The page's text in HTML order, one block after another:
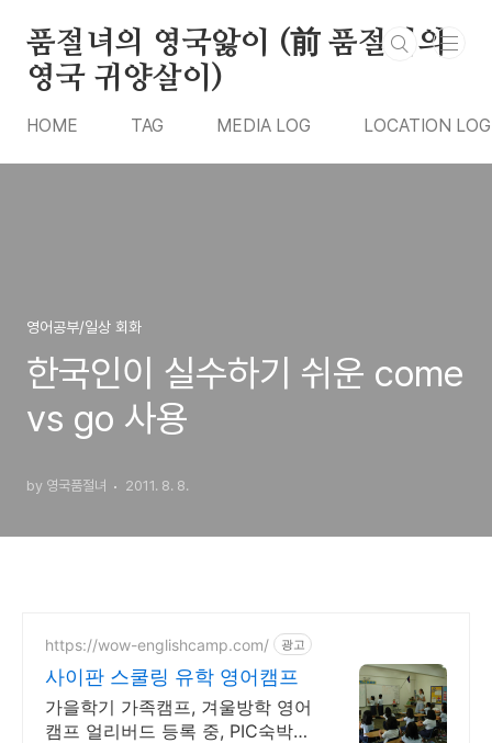
품절녀의 영국앓이 (前 품절녀의
영국 귀양살이)
HOME TAG MEDIA LOG LOCATION LOG
영어공부/일상 회화
한국인이 실수하기 쉬운 come
vs go 사용
by 영국품절녀 2011. 8. 8.
https://wow-englishcamp.com/ 광고
사이판 스쿨링 유학 영어캠프
가을학기 가족캠프, 겨울방학 영어
캠프 얼리버드 등록 중, PIC숙박